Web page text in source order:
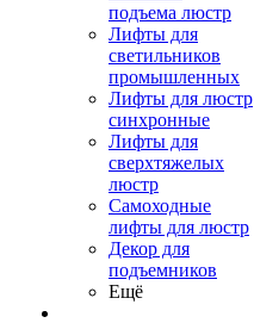
подъема люстр
Лифты для
светильников
промышленных
Лифты для люстр
синхронные
Лифты для
сверхтяжелых
люстр
Самоходные
лифты для люстр
Декор для
подъемников
Ещё